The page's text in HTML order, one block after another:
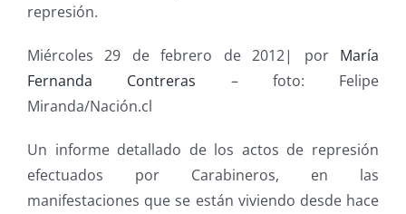
represión.
Miércoles 29 de febrero de 2012| por María
Fernanda Contreras – foto: Felipe
Miranda/Nación.cl
Un informe detallado de los actos de represión
efectuados por Carabineros, en las
manifestaciones que se están viviendo desde hace